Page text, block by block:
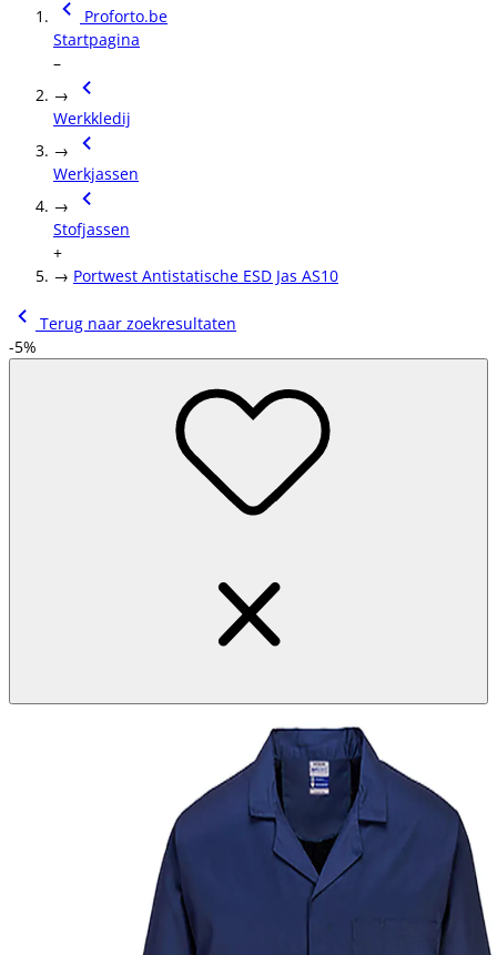
Proforto.be
Startpagina
–
→
Werkkledij
→
Werkjassen
→
Stofjassen
+
→ Portwest Antistatische ESD Jas AS10
Terug naar zoekresultaten
-5%